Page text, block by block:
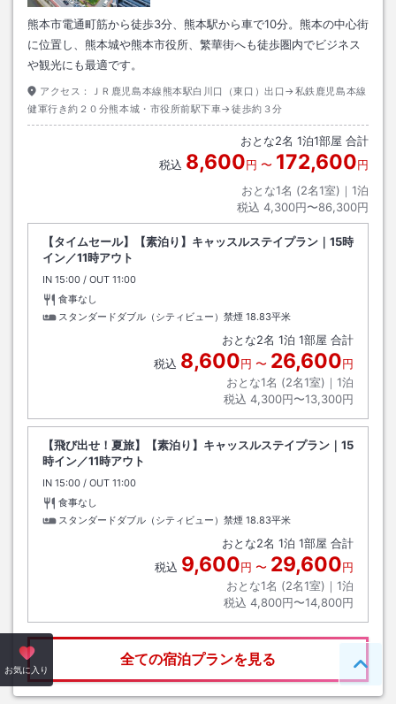
熊本市電通町筋から徒歩3分、熊本駅から車で10分。熊本の中心街
に位置し、熊本城や熊本市役所、繁華街へも徒歩圏内でビジネス
や観光にも最適です。
アクセス：
ＪＲ鹿児島本線熊本駅白川口（東口）出口→私鉄鹿児島本線
健軍行き約２０分熊本城・市役所前駅下車→徒歩約３分
おとな2名 1泊1部屋 合計
税込 8,600円 〜 172,600円
おとな1名 (2名1室)｜ 1泊
税込 4,300円〜86,300円
【タイムセール】【素泊り】キャッスルステイプラン｜15時
イン／11時アウト
IN チェックイン
15:00 / OUT チェックアウト
11:00
食事なし
スタンダードダブル（シティビュー）禁煙 18.83平米
おとな2名 1泊 1部屋 合計
税込 8,600円 〜 26,600円
おとな1名 (2名1室)｜ 1泊
税込 4,300円〜13,300円
【飛び出せ！夏旅】【素泊り】キャッスルステイプラン｜15
時イン／11時アウト
IN チェックイン
15:00 / OUT チェックアウト
11:00
食事なし
スタンダードダブル（シティビュー）禁煙 18.83平米
おとな2名 1泊 1部屋 合計
税込 9,600円 〜 29,600円
おとな1名 (2名1室)｜ 1泊
税込 4,800円〜14,800円
全ての宿泊プランを見る
お気に入り ペー